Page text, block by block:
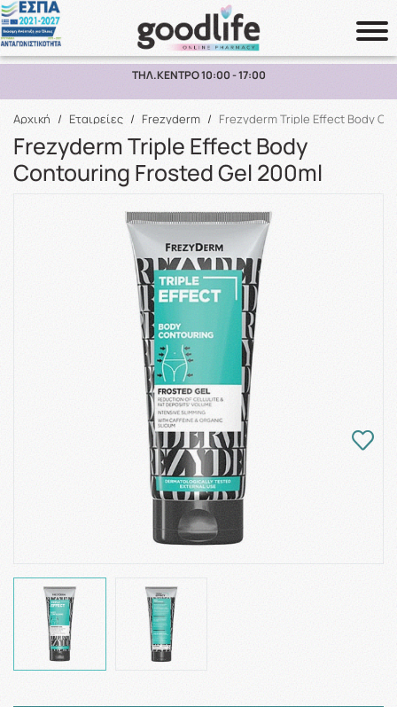
Αναζήτηση
ΠΑΡΑΛΑΒΗ ΑΠΟ ΤΟ ΚΑΤΑΣΤΗΜΑ ΑΝΩ ΤΩΝ 10€
Αρχική / Εταιρείες / Frezyderm / Frezyderm Triple Effect Body
Frezyderm Triple Effect Body
Contouring Frosted Gel 200ml